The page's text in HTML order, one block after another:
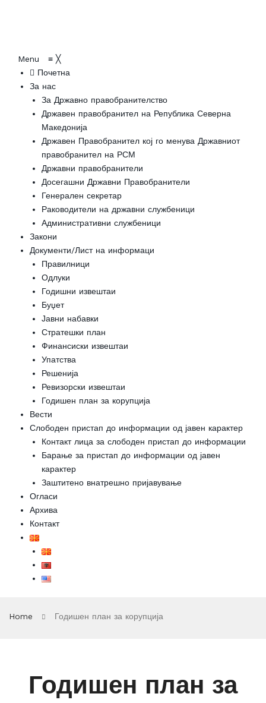
Menu ≡ ╳
Почетна
За нас
За Државно правобранителство
Државен правобранител на Република Северна
Македонија
Државен Правобранител кој го менува Државниот
правобранител на РСМ
Државни правобранители
Досегашни Државни Правобранители
Генерален секретар
Раководители на државни службеници
Административни службеници
Закони
Документи/Лист на информаци
Правилници
Одлуки
Годишни извештаи
Буџет
Јавни набавки
Стратешки план
Финансиски извештаи
Упатства
Решенија
Ревизорски извештаи
Годишен план за корупција
Вести
Слободен пристап до информации од јавен карактер
Контакт лица за слободен пристап до информации
Барање за пристап до информации од јавен
карактер
Заштитено внатрешно пријавување
Огласи
Архива
Контакт
Home Годишен план за корупција
Годишен план за